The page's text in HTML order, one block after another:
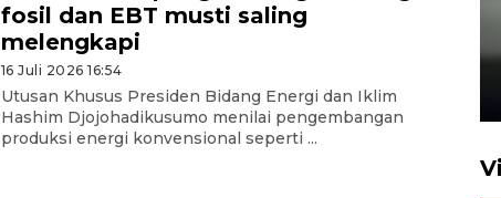
fosil dan EBT musti saling
melengkapi
16 Juli 2026 16:54
Utusan Khusus Presiden Bidang Energi dan Iklim
Hashim Djojohadikusumo menilai pengembangan
produksi energi konvensional seperti ...
Karhutla Kalimantan Barat
terluas di Indonesia
22 Juli 2026 10:51